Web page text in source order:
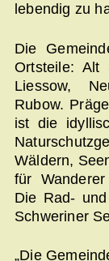
lebendig zu
Die
Ortsteile: Alt
Liessow,
Rubow.
ist die
Wäldern,
für
Die Rad-
Schweriner
„Die